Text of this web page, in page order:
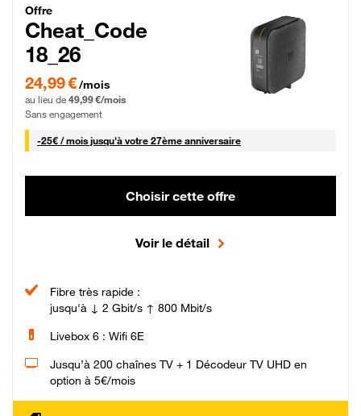
Cheat_Code Fibre_18_26
Offre
Cheat_Code
18_26
24,99 € par mois pendant 0 mois puis 49,99 € par mois, Sans engagement
24,99 €/mois
au lieu de 49,99 €/mois
Sans engagement
-25€ / mois25 € par mois
jusqu'à votre 27ème anniversaire
Choisir cette offre
Voir le détail
Fibre très rapide :
jusqu'à ↓ 2 Gbit/s ↑ 800 Mbit/s
Livebox 6 : Wifi 6E
Jusqu’à 200 chaînes TV + 1 Décodeur TV UHD en
option à 5€/mois